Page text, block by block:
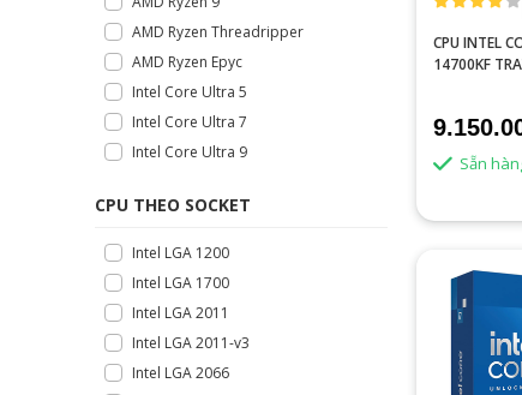
AMD Ryzen Threadripper
AMD Ryzen Epyc
Intel Core Ultra 5
Intel Core Ultra 7
Intel Core Ultra 9
CPU THEO SOCKET
Intel LGA 1200
Intel LGA 1700
Intel LGA 2011
Intel LGA 2011-v3
Intel LGA 2066
CPU INTEL
14700KF
Sẵn